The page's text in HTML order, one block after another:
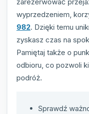
wyprzedzeniem,
982. Dzięki temu
zyskasz czas na
Pamiętaj także o
odbioru, co pozwoli
podróż.
Sprawdź